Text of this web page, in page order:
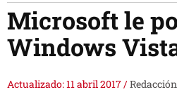
Microsoft le
Windows
Actualizado: 11 abril 2017/Redacción